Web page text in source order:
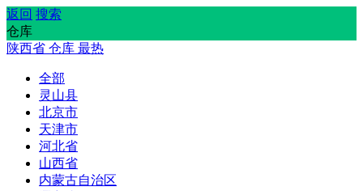
返回 搜索
仓库
陕西省 仓库 最热
全部
灵山县
北京市
天津市
河北省
山西省
内蒙古自治区